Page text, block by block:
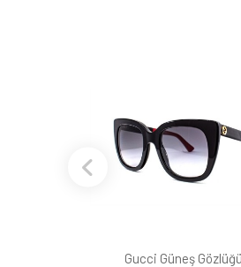
Gucci Güneş Gözlüğü